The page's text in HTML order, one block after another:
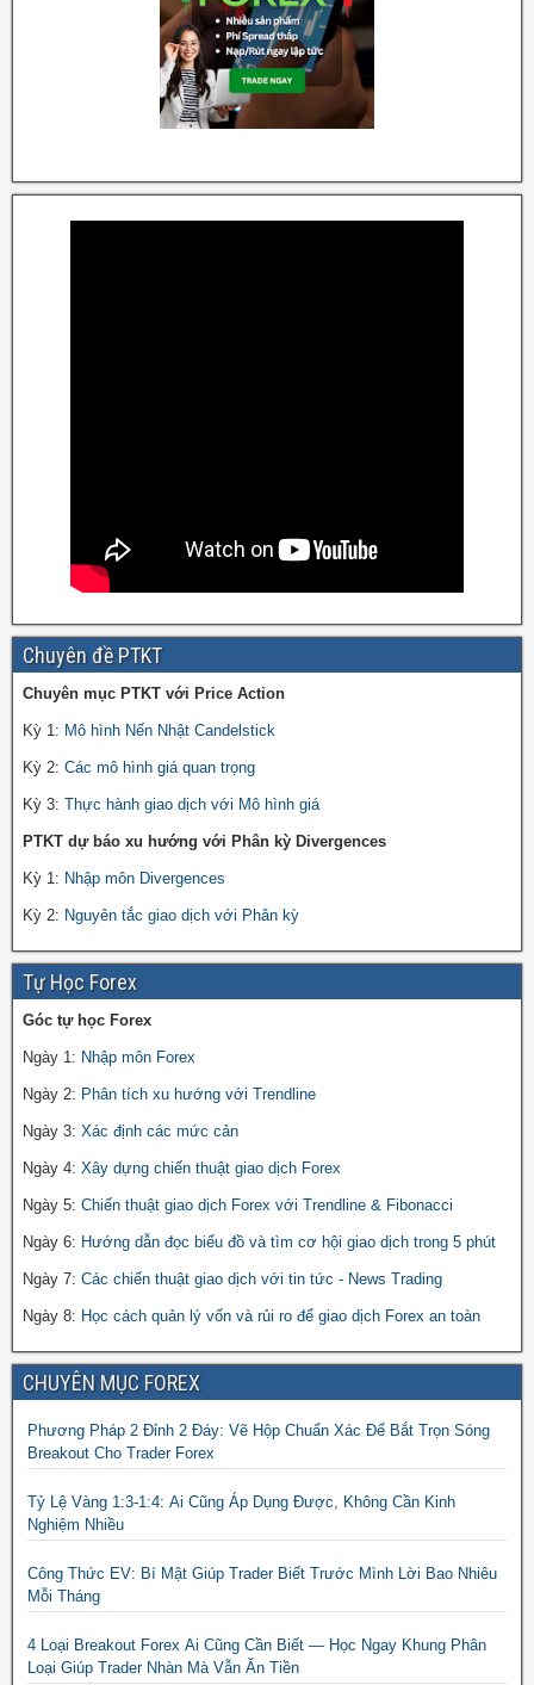
Chuyên đề PTKT
Chuyên mục PTKT với Price Action
Kỳ 1: Mô hình Nến Nhật Candelstick
Kỳ 2: Các mô hình giá quan trọng
Kỳ 3: Thực hành giao dịch với Mô hình giá
PTKT dự báo xu hướng với Phân kỳ Divergences
Kỳ 1: Nhập môn Divergences
Kỳ 2: Nguyên tắc giao dịch với Phân kỳ
Tự Học Forex
Góc tự học Forex
Ngày 1: Nhập môn Forex
Ngày 2: Phân tích xu hướng với Trendline
Ngày 3: Xác định các mức cản
Ngày 4: Xây dựng chiến thuật giao dịch Forex
Ngày 5: Chiến thuật giao dịch Forex với Trendline & Fibonacci
Ngày 6: Hướng dẫn đọc biểu đồ và tìm cơ hội giao dịch trong 5 phút
Ngày 7: Các chiến thuật giao dịch với tin tức - News Trading
Ngày 8: Học cách quản lý vốn và rủi ro để giao dịch Forex an toàn
CHUYÊN MỤC FOREX
Phương Pháp 2 Đỉnh 2 Đáy: Vẽ Hộp Chuẩn Xác Để Bắt Trọn Sóng
Breakout Cho Trader Forex
Tỷ Lệ Vàng 1:3-1:4: Ai Cũng Áp Dụng Được, Không Cần Kinh
Nghiệm Nhiều
Công Thức EV: Bí Mật Giúp Trader Biết Trước Mình Lời Bao Nhiêu
Mỗi Tháng
4 Loại Breakout Forex Ai Cũng Cần Biết — Học Ngay Khung Phân
Loại Giúp Trader Nhàn Mà Vẫn Ăn Tiền